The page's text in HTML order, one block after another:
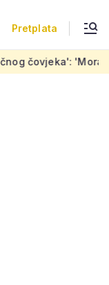
Pretplata
se napraviti i